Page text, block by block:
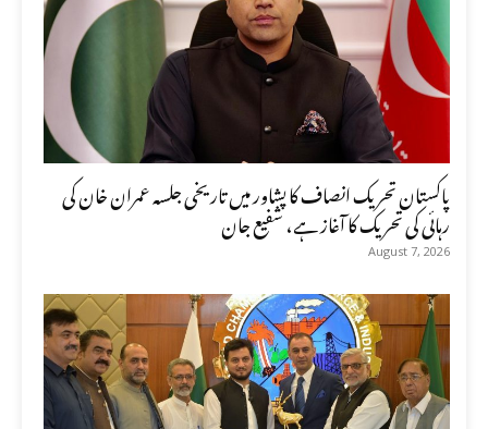
پاکستان تحریک انصاف کا پشاور میں تاریخی جلسہ عمران خان کی
رہائی کی تحریک کا آغاز ہے، شفیع جان
August 7, 2026